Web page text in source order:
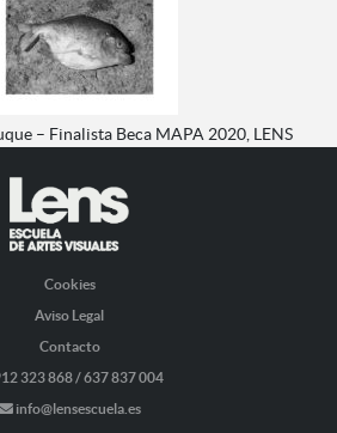
– Finalista Beca MAPA 2020, LENS
Cookies
Aviso Legal
Contacto
323 868 / 637 837 004
info@lensescuela.es